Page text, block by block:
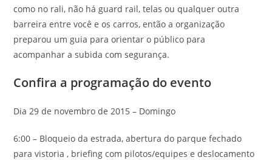
como no rali, não há guard rail, telas ou qualquer outra
barreira entre você e os carros, então a organização
preparou um guia para orientar o público para
acompanhar a subida com segurança.
Confira a programação do evento
Dia 29 de novembro de 2015 – Domingo
6:00 – Bloqueio da estrada, abertura do parque fechado
para vistoria , briefing com pilotos/equipes e deslocamento